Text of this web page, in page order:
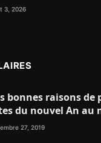
vos soirées
3, 2026
bonnes raisons de
du nouvel An au
27, 2019